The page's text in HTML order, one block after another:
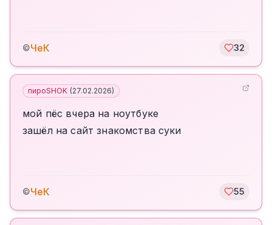
©ЧеК 32
пироSHOK (27.02.2026)
мой пёс вчера на ноутбуке
зашёл на сайт знакомства суки
©ЧеК 55